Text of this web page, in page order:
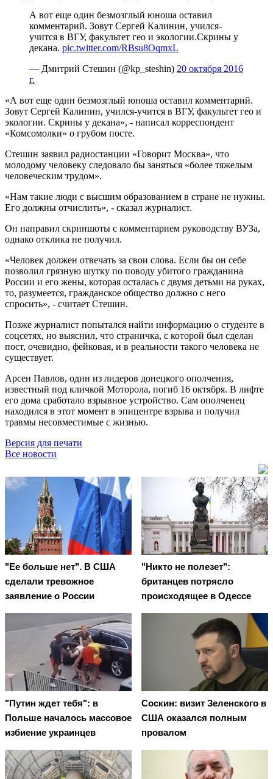
А вот еще один безмозглый юноша оставил
комментарий. Зовут Сергей Калинин, учился-
учится в ВГУ, факультет гео и экологии.Скрины у
декана. pic.twitter.com/RBsu8OqmxL
— Дмитрий Стешин (@kp_steshin) 20 октября 2016
г.
«А вот еще один безмозглый юноша оставил комментарий.
Зовут Сергей Калинин, учился-учится в ВГУ, факультет гео и
экологии. Скрины у декана», - написал корреспондент
«Комсомолки» о грубом посте.
Стешин заявил радиостанции «Говорит Москва», что
молодому человеку следовало бы заняться «более тяжелым
человеческим трудом».
«Нам такие люди с высшим образованием в стране не нужны.
Его должны отчислить», - сказал журналист.
Он направил скриншоты с комментарием руководству ВУЗа,
однако отклика не получил.
«Человек должен отвечать за свои слова. Если бы он себе
позволил грязную шутку по поводу убитого гражданина
России и его жены, которая осталась с двумя детьми на руках,
то, разумеется, гражданское общество должно с него
спросить», - считает Стешин.
Позже журналист попытался найти информацию о студенте в
соцсетях, но выяснил, что страничка, с которой был сделан
пост, очевидно, фейковая, и в реальности такого человека не
существует.
Арсен Павлов, один из лидеров донецкого ополчения,
известный под кличкой Моторола, погиб 16 октября. В лифте
его дома сработало взрывное устройство. Сам ополченец
находился в этот момент в эпицентре взрыва и получил
травмы несовместимые с жизнью.
Версия для печати
Все новости
"Ее больше нет". В США
сделали тревожное
заявление о России
"Никто не полезет":
британцев потрясло
происходящее в Одессе
"Путин ждет тебя": в
Польше началось массовое
избиение украинцев
Соскин: визит Зеленского в
США оказался полным
провалом